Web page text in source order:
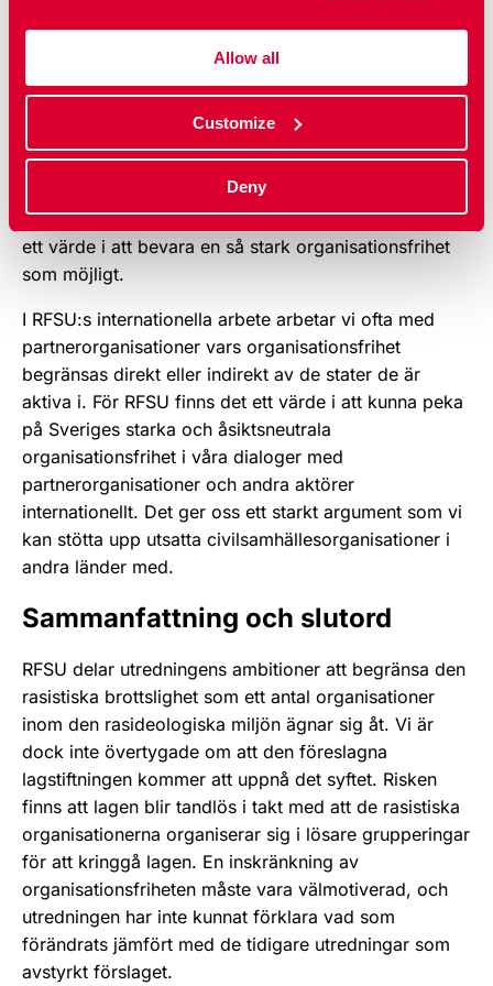
Allow all
Customize
Deny
vill exempelvis gå ännu längre och förbjuda
våldsbejakande organisationer, ett begrepp som är
luddigt definierat och som i värsta fall skulle kunna
civilsamhällesorganisationer att bedriva exempelvis
fredlig civil olydnad. RFSU ser en tendens, både i
Sverige och runtom i världen, på att
organisationsfriheten ifrågasätts allt mer, och vi ser
ett värde i att bevara en så stark organisationsfrihet
som möjligt.
I RFSU:s internationella arbete arbetar vi ofta med
partnerorganisationer vars organisationsfrihet
begränsas direkt eller indirekt av de stater de är
aktiva i. För RFSU finns det ett värde i att kunna peka
på Sveriges starka och åsiktsneutrala
organisationsfrihet i våra dialoger med
partnerorganisationer och andra aktörer
internationellt. Det ger oss ett starkt argument som vi
kan stötta upp utsatta civilsamhällesorganisationer i
andra länder med.
Sammanfattning och slutord
RFSU delar utredningens ambitioner att begränsa den
rasistiska brottslighet som ett antal organisationer
inom den rasideologiska miljön ägnar sig åt. Vi är
dock inte övertygade om att den föreslagna
lagstiftningen kommer att uppnå det syftet. Risken
finns att lagen blir tandlös i takt med att de rasistiska
organisationerna organiserar sig i lösare grupperingar
för att kringgå lagen. En inskränkning av
organisationsfriheten måste vara välmotiverad, och
utredningen har inte kunnat förklara vad som
förändrats jämfört med de tidigare utredningar som
avstyrkt förslaget.